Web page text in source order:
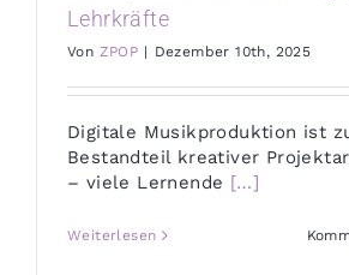
Lehrkräfte
Von ZPOP | Dezember 10th, 2025
Digitale Musikproduktion ist
Bestandteil kreativer
– viele Lernende […]
Weiterlesen